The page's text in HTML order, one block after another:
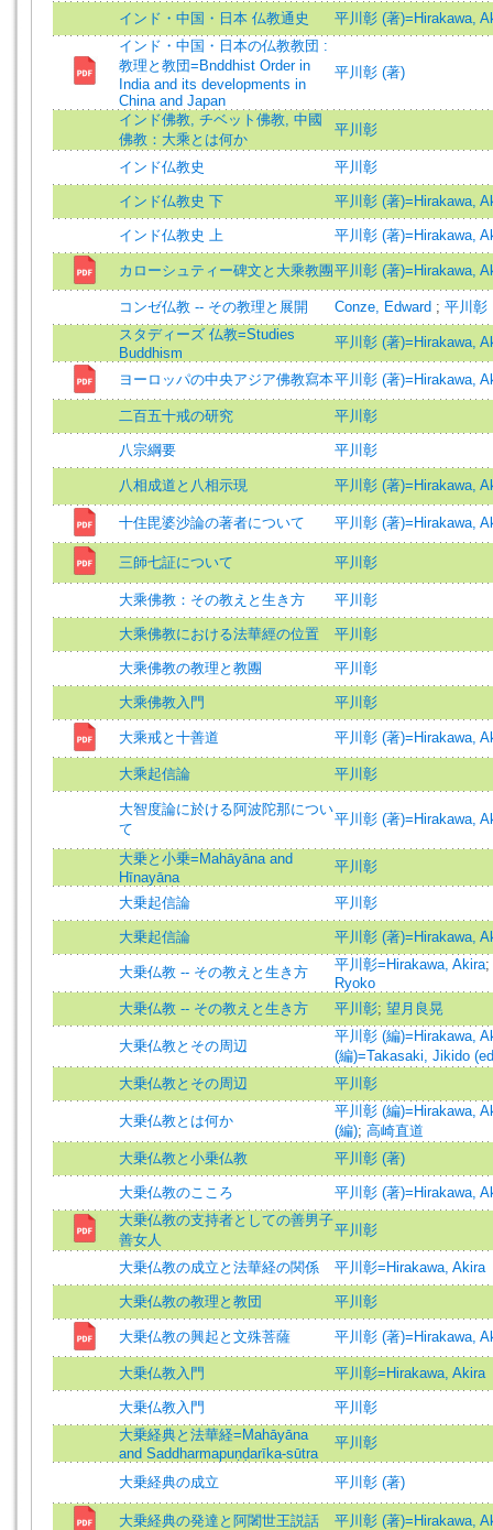
インド・中国・日本 仏教通史
平川彰 (著)=Hirakawa,
インド・中国・日本の仏教教団 :
教理と教団=Bnddhist Order in
India and its developments in
China and Japan
平川彰 (著)
インド佛教, チベット佛教, 中國
佛教：大乘とは何か
平川彰
インド仏教史 平川彰
インド仏教史 下 平川彰 (著)=Hirakawa,
インド仏教史 上 平川彰 (著)=Hirakawa,
カローシュティー碑文と大乘教團 平川彰 (著)=Hirakawa,
コンゼ仏教 -- その教理と展開 Conze, Edward ; 平川彰
スタディーズ 仏教=Studies
Buddhism
平川彰 (著)=Hirakawa,
ヨーロッパの中央アジア佛教寫本平川彰 (著)=Hirakawa,
二百五十戒の研究 平川彰
八宗綱要 平川彰
八相成道と八相示現 平川彰 (著)=Hirakawa,
十住毘婆沙論の著者について 平川彰 (著)=Hirakawa,
三師七証について 平川彰
大乘佛教：その教えと生き方 平川彰
大乘佛教における法華經の位置 平川彰
大乘佛教の教理と教團 平川彰
大乘佛教入門 平川彰
大乘戒と十善道 平川彰 (著)=Hirakawa,
大乘起信論 平川彰
大智度論に於ける阿波陀那につい
て
平川彰 (著)=Hirakawa,
大乗と小乗=Mahāyāna and
Hīnayāna
平川彰
大乗起信論 平川彰
大乗起信論 平川彰 (著)=Hirakawa,
大乗仏教 -- その教えと生き方 平川彰=Hirakawa, Akira;
Ryoko
大乗仏教 -- その教えと生き方
平川彰; 望月良晃
大乗仏教とその周辺
平川彰 (編)=Hirakawa,
(編)=Takasaki, Jikido
大乗仏教とその周辺
平川彰
大乗仏教とは何か
平川彰 (編)=Hirakawa,
(編); 高崎直道
大乗仏教と小乗仏教
平川彰 (著)
大乗仏教のこころ
平川彰 (著)=Hirakawa,
大乗仏教の支持者としての善男子
善女人
平川彰
大乗仏教の成立と法華経の関係 平川彰=Hirakawa, Akira
大乗仏教の教理と教団 平川彰
大乗仏教の興起と文殊菩薩 平川彰 (著)=Hirakawa,
大乗仏教入門 平川彰=Hirakawa, Akira
大乗仏教入門
平川彰
大乗経典と法華経=Mahāyāna
and Saddharmapuṇḍarīka-sūtra
平川彰
大乗経典の成立 平川彰 (著)
大乗経典の発達と阿闍世王説話 平川彰 (著)=Hirakawa,